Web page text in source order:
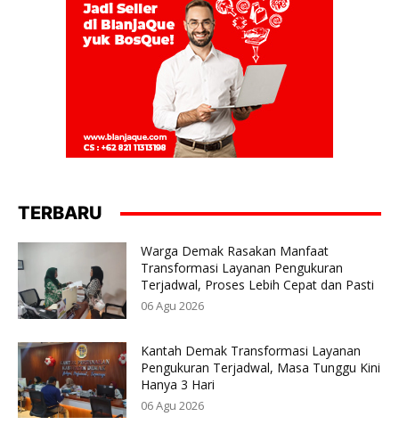
TERBARU
Warga Demak Rasakan Manfaat
Transformasi Layanan Pengukuran
Terjadwal, Proses Lebih Cepat dan Pasti
06 Agu 2026
Kantah Demak Transformasi Layanan
Pengukuran Terjadwal, Masa Tunggu Kini
Hanya 3 Hari
06 Agu 2026